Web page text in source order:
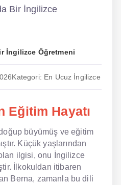
Bir İngilizce
İngilizce Öğretmeni
Kategori: En Ucuz İngilizce
Eğitim Hayatı
büyümüş ve eğitim
Küçük yaşlarından
ilgisi, onu İngilizce
İlkokuldan itibaren
Berna, zamanla bu dili